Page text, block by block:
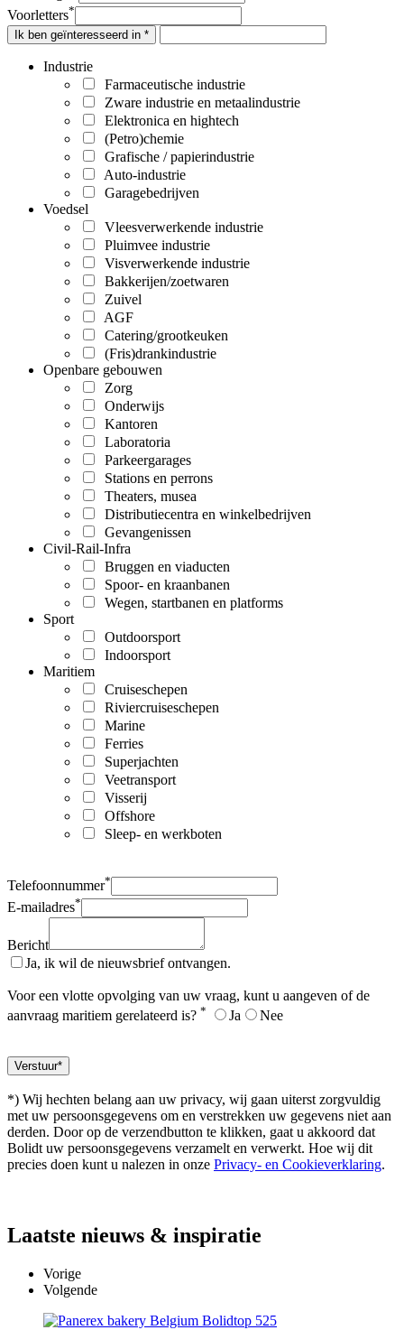
Voorletters*
Ik ben geïnteresseerd in *
Industrie
Farmaceutische industrie
Zware industrie en metaalindustrie
Elektronica en hightech
(Petro)chemie
Grafische / papierindustrie
Auto-industrie
Garagebedrijven
Voedsel
Vleesverwerkende industrie
Pluimvee industrie
Visverwerkende industrie
Bakkerijen/zoetwaren
Zuivel
AGF
Catering/grootkeuken
(Fris)drankindustrie
Openbare gebouwen
Zorg
Onderwijs
Kantoren
Laboratoria
Parkeergarages
Stations en perrons
Theaters, musea
Distributiecentra en winkelbedrijven
Gevangenissen
Civil-Rail-Infra
Bruggen en viaducten
Spoor- en kraanbanen
Wegen, startbanen en platforms
Sport
Outdoorsport
Indoorsport
Maritiem
Cruiseschepen
Riviercruiseschepen
Marine
Ferries
Superjachten
Veetransport
Visserij
Offshore
Sleep- en werkboten
Telefoonnummer*
E-mailadres*
Bericht
Ja, ik wil de nieuwsbrief ontvangen.
Voor een vlotte opvolging van uw vraag, kunt u aangeven of de
aanvraag maritiem gerelateerd is? * Ja Nee
*) Wij hechten belang aan uw privacy, wij gaan uiterst zorgvuldig
met uw persoonsgegevens om en verstrekken uw gegevens niet aan
derden. Door op de verzendbutton te klikken, gaat u akkoord dat
Bolidt uw persoonsgegevens verzamelt en verwerkt. Hoe wij dit
precies doen kunt u nalezen in onze Privacy- en Cookieverklaring.
Laatste nieuws & inspiratie
Vorige
Volgende